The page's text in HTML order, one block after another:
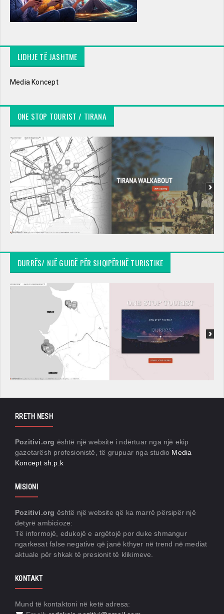
LIDHJE TË JASHTME
Media Koncept
ONE STOP TOURIST / TIRANA
DURRËS/ NJË GUIDË PËR SHQIPËRINË TURISTIKE
RRETH NESH
Pozitivi.org është një website i ndërtuar nga një ekip
gazetarësh profesionistë, të grupuar nga studio Media
Koncept sh.p.k
MISIONI
Pozitivi.org është një website që ka marrë përsipër një
detyrë ambicioze:
Të informojë, edukojë e argëtojë por duke shmangur
ngarkesat false negative që janë kthyer në trend në mediat
aktuale për shkak të presionit të klikimeve.
KONTAKT
Mund të kontaktoni në ketë adresa: